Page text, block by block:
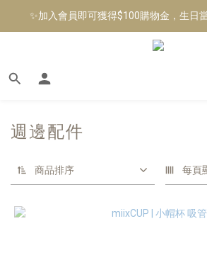
✨加入會員即可獲得$100購物金，生日
✨加入會員即可獲得$100購物金，生日
✨全館活動單筆消費滿$890享
✨加入會員即可獲得$100購物金，生日
週邊配件
商品排序 每頁